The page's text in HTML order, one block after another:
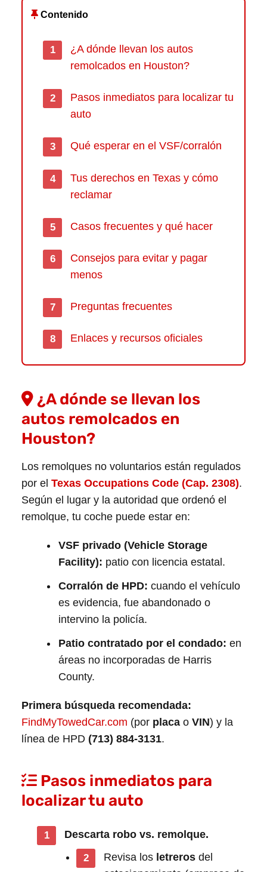
Contenido
¿A dónde llevan los autos
remolcados en Houston?
Pasos inmediatos para localizar tu
auto
Qué esperar en el VSF/corralón
Tus derechos en Texas y cómo
reclamar
Casos frecuentes y qué hacer
Consejos para evitar y pagar
menos
Preguntas frecuentes
Enlaces y recursos oficiales
¿A dónde se llevan los
autos remolcados en
Houston?
Los remolques no voluntarios están regulados
por el Texas Occupations Code (Cap. 2308).
Según el lugar y la autoridad que ordenó el
remolque, tu coche puede estar en:
VSF privado (Vehicle Storage
Facility): patio con licencia estatal.
Corralón de HPD: cuando el vehículo
es evidencia, fue abandonado o
intervino la policía.
Patio contratado por el condado: en
áreas no incorporadas de Harris
County.
Primera búsqueda recomendada:
FindMyTowedCar.com (por placa o VIN) y la
línea de HPD (713) 884-3131.
Pasos inmediatos para
localizar tu auto
Descarta robo vs. remolque.
Revisa los letreros del